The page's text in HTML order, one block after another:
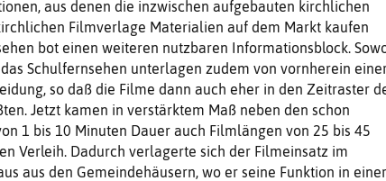
aus denen die inzwischen aufgebauten kirchlichen
Film­verlage Materialien auf dem Markt kau­fen
bot einen weiteren nutzbaren Informati­onsblock.
Schulfernsehen unterlagen zudem von vornherein
so daß die Filme dann auch eher in den Zeitraster
Jetzt kamen in verstärktem Maß neben den schon
1 bis 10 Minuten Dauer auch Filmlängen von 25 bis 45
Verleih. Dadurch verlagerte sich der Filmeinsatz im
aus den Gemeindehäusern, wo er seine Funktion in einer